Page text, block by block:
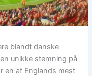
blandt danske
unikke stemning på
en af Englands mest